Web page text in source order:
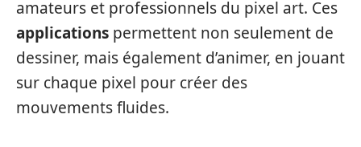
amateurs et professionnels du pixel art. Ces
applications permettent non seulement de
dessiner, mais également d’animer, en jouant
sur chaque pixel pour créer des
mouvements fluides.